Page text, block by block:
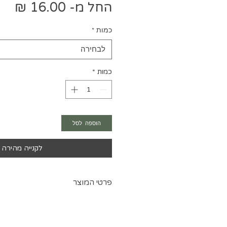
החל מ- 16.00 ₪
כמות *
לבחירה
כמות *
הוספה לסל
לקנייה מהירה
פרטי המוצר